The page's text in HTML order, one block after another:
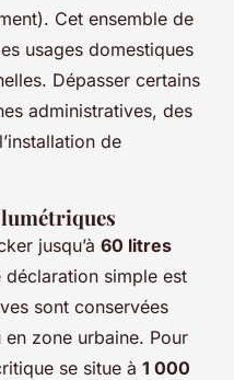
Cet ensemble de
usages domestiques
Dépasser certains
administratives, des
de
jusqu’à 60 litres
simple est
sont conservées
zone urbaine. Pour
se situe à 1 000